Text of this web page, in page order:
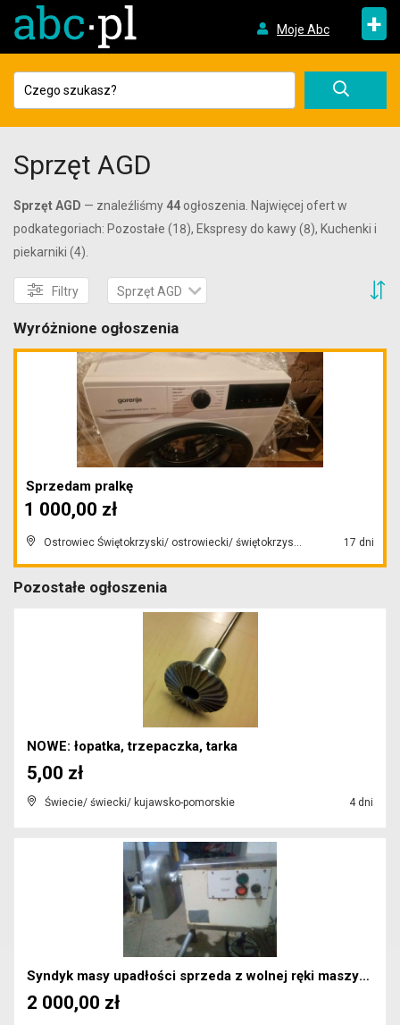
Moje Abc +
Sprzęt AGD
Sprzęt AGD — znaleźliśmy 44 ogłoszenia. Najwięcej ofert w
podkategoriach: Pozostałe (18), Ekspresy do kawy (8), Kuchenki i
piekarniki (4).
Filtry Sprzęt AGD
Wyróżnione ogłoszenia
Sprzedam pralkę
Ostrowiec Świętokrzyski/ ostrowiecki/ świętokrzyskie 17 dni
1 000,00 zł
Pozostałe ogłoszenia
NOWE: łopatka, trzepaczka, tarka
Świecie/ świecki/ kujawsko-pomorskie 4 dni
5,00 zł
Syndyk masy upadłości sprzeda z wolnej ręki maszyn...
2 000,00 zł